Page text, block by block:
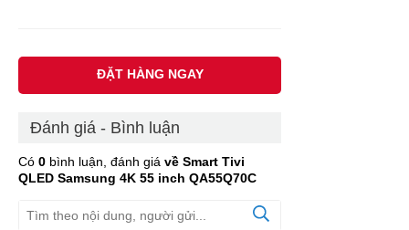
ĐẶT HÀNG NGAY
Đánh giá - Bình luận
Có 0 bình luận, đánh giá về Smart Tivi
QLED Samsung 4K 55 inch QA55Q70C